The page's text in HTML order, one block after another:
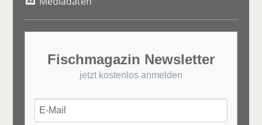
Fischmagazin Newsletter
jetzt kostenlos anmelden